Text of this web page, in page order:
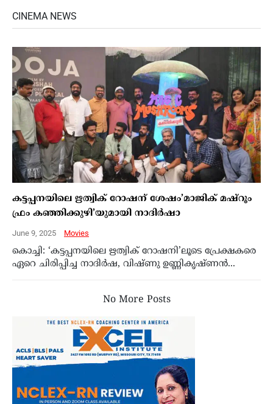
CINEMA NEWS
കട്ടപ്പനയിലെ ഋത്വിക് റോഷന് ശേഷം’മാജിക് മഷ്‌റൂം
ഫ്രം കഞ്ഞിക്കുഴി’യുമായി നാദിര്‍ഷാ
June 9, 2025 Movies
കൊച്ചി: ‘കട്ടപ്പനയിലെ ഋത്വിക് റോഷനി’ലൂടെ പ്രേക്ഷകരെ
ഏറെ ചിരിപ്പിച്ച നാദിര്‍ഷ, വിഷ്ണു ഉണ്ണികൃഷ്ണന്‍...
No More Posts